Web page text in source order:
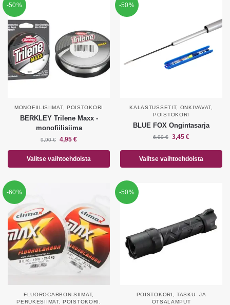
-50%
MONOFIILISIIMAT, POISTOKORI
BERKLEY Trilene Maxx -
monofiilisiima
9,90€ 4,95 €
Valitse vaihtoehdoista
-50%
KALASTUSSETIT, ONKIVAVAT
POISTOKORI
BLUE FOX Ongintasarja
6,90€ 3,45 €
Valitse vaihtoehdoista
-60%
FLUOROCARBON-SIIMAT,
PERUKESIIMAT,POISTOKORI
-50%
POISTOKORI ,TASKU- JA
OTSALAMPUT